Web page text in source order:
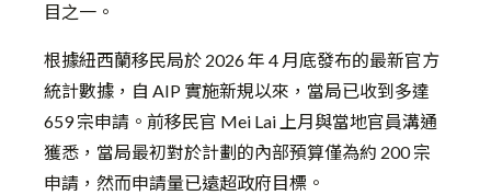
目之一。
根據紐西蘭移民局於 2026 年 4 月底發布的最新官方
統計數據，自 AIP 實施新規以來，當局已收到多達
659 宗申請。 前移民官 Mei Lai 上月與當地官員溝通
獲悉，當局最初對於計劃的內部預算僅為約 200 宗
申請，然而申請量已遠超政府目標。